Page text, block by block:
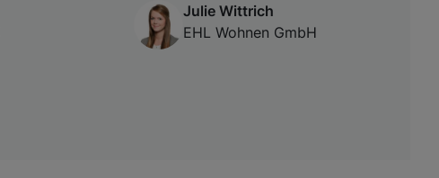
Julie Wittrich
EHL Wohnen GmbH